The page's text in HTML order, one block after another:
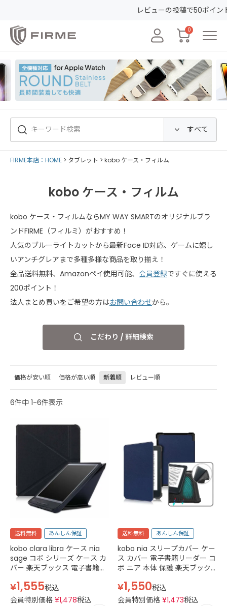
レビューの投稿で50ポイント
0
FIRME本店：HOME タブレット kobo ケース・フィルム
kobo ケース・フィルム
kobo ケース・フィルムならMY WAY SMARTのオリジナルブラ
ンドFIRME（フィルミ）がおすすめ！
人気のブルーライトカットから最新Face ID対応、ゲームに嬉し
いアンチグレアまで多種多様な商品を取り揃え！
全品送料無料、Amazonペイ使用可能、 会員登録ですぐに使える
200ポイント！
法人まとめ買いをご希望の方はお問い合わせから。
こだわり / 詳細検索
価格が安い順 価格が高い順 新着順 レビュー順
6件中 1-6件表示
送料無料 あんしん保証
kobo clara libra ケース nia
sage コボ シリーズ ケース カ
バー 楽天ブックス 電子書籍リ
護 スタンド マグネット ブラッ
ク ネイビー
¥1,555税込
会員特別価格 ¥1,478税込
送料無料 あんしん保証
kobo nia スリープカバー ケー
ス カバー 電子書籍リーダー コ
ボ ニア 本体 保護 楽天ブック
タブレット ケース 6インチ 薄
型 軽量 ネイビー 紺
¥1,550税込
会員特別価格 ¥1,473税込